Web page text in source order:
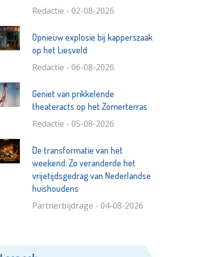
Redactie - 02-08-2026
Opnieuw explosie bij kapperszaak
op het Liesveld
Redactie - 06-08-2026
Geniet van prikkelende
theateracts op het Zomerterras
Redactie - 05-08-2026
De transformatie van het
weekend: Zo veranderde het
vrijetijdsgedrag van Nederlandse
huishoudens
Partnerbijdrage - 04-08-2026